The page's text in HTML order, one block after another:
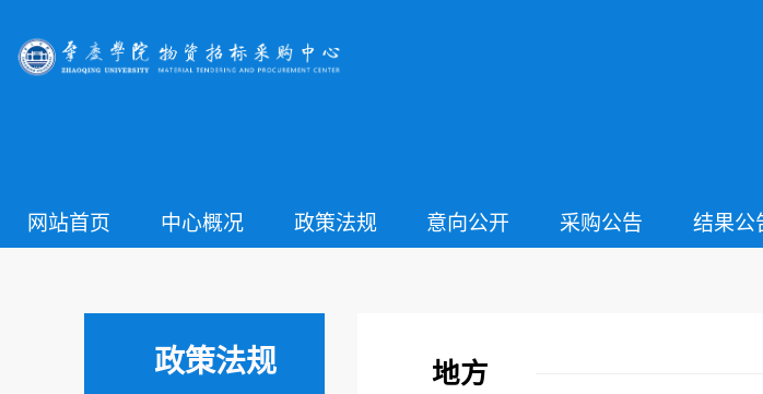
网站首页 中心概况 政策法规 意向公开 采购公告 结果公
政策法规 地方